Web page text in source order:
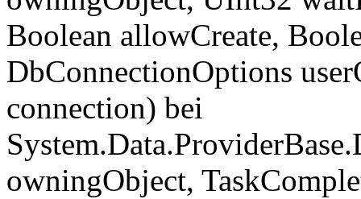
Boolean allowCreate,
DbConnectionOptions
connection) bei
owningObject,